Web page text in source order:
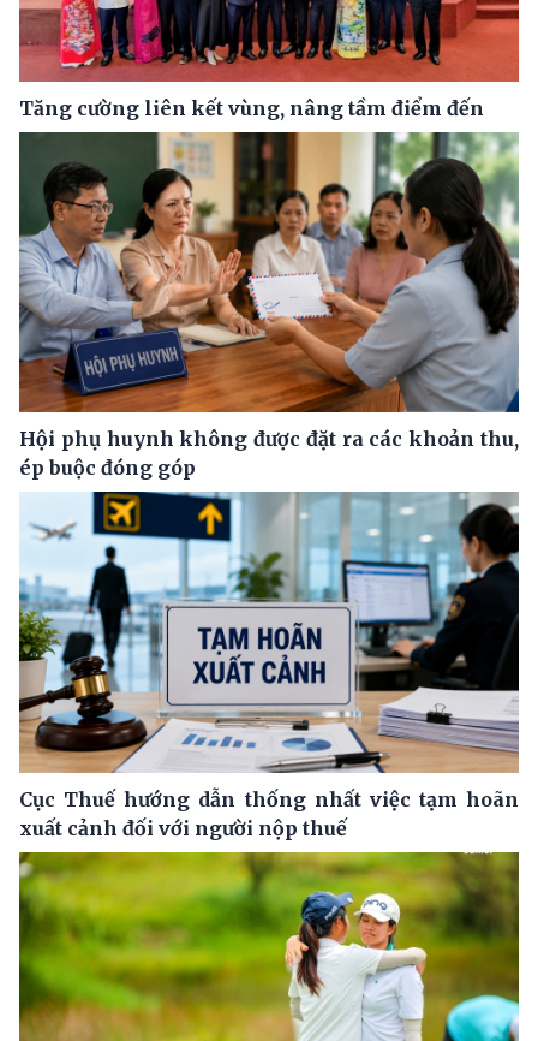
Tăng cường liên kết vùng, nâng tầm điểm đến
Hội phụ huynh không được đặt ra các khoản thu,
ép buộc đóng góp
Cục Thuế hướng dẫn thống nhất việc tạm hoãn
xuất cảnh đối với người nộp thuế